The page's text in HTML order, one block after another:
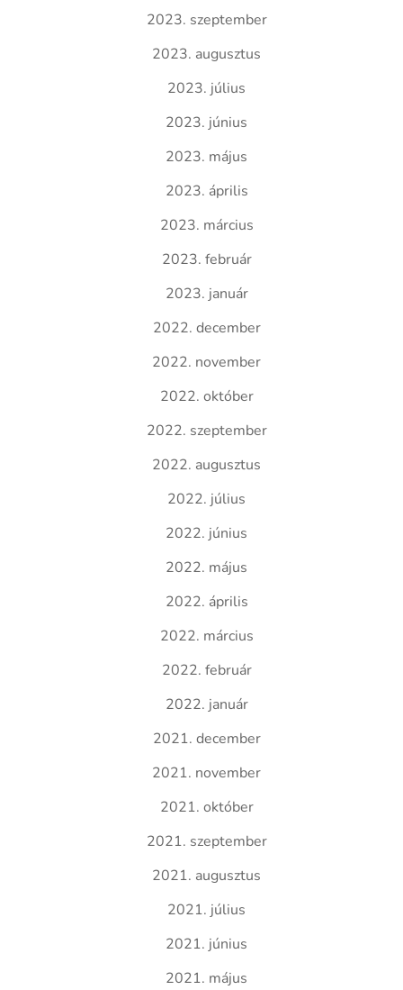
2023. szeptember
2023. augusztus
2023. július
2023. június
2023. május
2023. április
2023. március
2023. február
2023. január
2022. december
2022. november
2022. október
2022. szeptember
2022. augusztus
2022. július
2022. június
2022. május
2022. április
2022. március
2022. február
2022. január
2021. december
2021. november
2021. október
2021. szeptember
2021. augusztus
2021. július
2021. június
2021. május